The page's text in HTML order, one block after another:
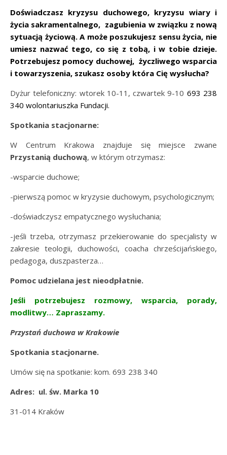
Doświadczasz kryzysu duchowego, kryzysu wiary i
życia sakramentalnego, zagubienia w związku z nową
sytuacją życiową. A może poszukujesz sensu życia, nie
umiesz nazwać tego, co się z tobą, i w tobie dzieje.
Potrzebujesz pomocy duchowej, życzliwego wsparcia
i towarzyszenia, szukasz osoby która Cię wysłucha?
Dyżur telefoniczny: wtorek 10-11, czwartek 9-10 693 238
340 wolontariuszka Fundacji.
Spotkania stacjonarne:
W Centrum Krakowa znajduje się miejsce zwane
Przystanią duchową, w którym otrzymasz:
-wsparcie duchowe;
-pierwszą pomoc w kryzysie duchowym, psychologicznym;
-doświadczysz empatycznego wysłuchania;
-jeśli trzeba, otrzymasz przekierowanie do specjalisty w
zakresie teologii, duchowości, coacha chrześcijańskiego,
pedagoga, duszpasterza…
Pomoc udzielana jest nieodpłatnie.
Jeśli potrzebujesz rozmowy, wsparcia, porady,
modlitwy… Zapraszamy.
Przystań duchowa w Krakowie
Spotkania stacjonarne.
Umów się na spotkanie: kom. 693 238 340
Adres: ul. św. Marka 10
31-014 Kraków